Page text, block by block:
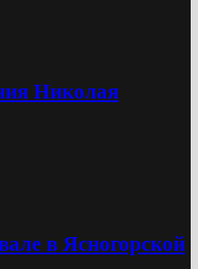
Николая
в Ясногорской